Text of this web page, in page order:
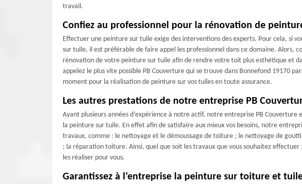
travail.
Confiez au professionnel pour la rénovation de
Effectuer une peinture sur tuile exige des interventions des experts. Pour cela, si
sur tuile, il est préférable de faire appel les professionnel dans ce domaine. Alors,
rénovation de votre peinture sur tuile afin de rendre votre toit plus esthétique et
appelez le plus vite possible PB Couverture qui se trouve dans Bonnefond 19170
moment pour la réalisation de peinture sur vos tuiles en toute assurance.
Les autres prestations de notre entreprise PB
Ayant plusieurs années d’expérience à notre actif, notre entreprise PB
la peinture sur tuile. En effet afin de satisfaire aux mieux vos besoins, notre
travaux, comme : le nettoyage et le démoussage de toiture ; le nettoyage de
; la réparation toiture. Ainsi, quel que soit les travaux que vous souhaitez
les réaliser pour vous.
Garantissez à l’entreprise la peinture sur toiture et